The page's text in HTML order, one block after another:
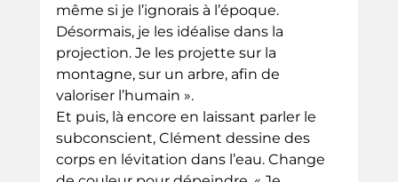
même si je l’ignorais à l’époque.
Désormais, je les idéalise dans la
projection. Je les projette sur la
montagne, sur un arbre, afin de
valoriser l’humain ».
Et puis, là encore en laissant parler le
subconscient, Clément dessine des
corps en lévitation dans l’eau. Change